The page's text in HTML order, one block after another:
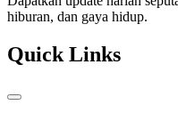
hiburan, dan gaya hidup.
Quick Links